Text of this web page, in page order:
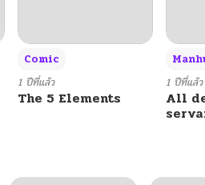
Comic
1 ปีที่แล้ว
The 5 Elements
1 ปีที่แล้ว
All